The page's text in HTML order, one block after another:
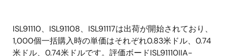
ISL91110、ISL91108、ISL91117は出荷が開始されており、
1,000個一括購入時の単価はそれぞれ0.83米ドル、0.74
米ドル、0.74米ドルです。評価ボードISL91110IIA-